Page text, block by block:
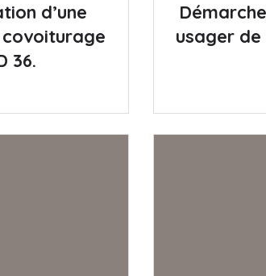
d’une
36.
usager